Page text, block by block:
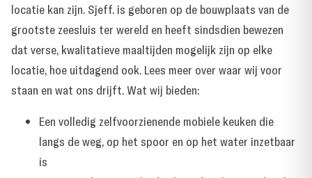
locatie kan zijn. Sjeff. is geboren op de bouwplaats van de
grootste zeesluis ter wereld en heeft sindsdien bewezen
dat verse, kwalitatieve maaltijden mogelijk zijn op elke
locatie, hoe uitdagend ook. Lees meer over waar wij voor
staan en wat ons drijft. Wat wij bieden:
Een volledig zelfvoorzienende mobiele keuken die
langs de weg, op het spoor en op het water inzetbaar
is